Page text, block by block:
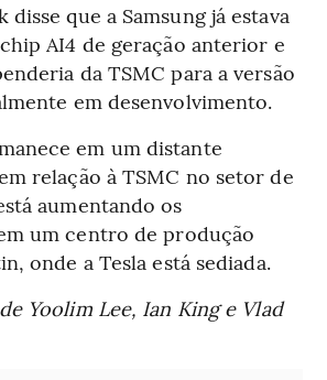
disse que a Samsung já estava
AI4 de geração anterior e
da TSMC para a versão
em desenvolvimento.
em um distante
relação à TSMC no setor de
aumentando os
um centro de produção
onde a Tesla está sediada.
Yoolim Lee, Ian King e Vlad